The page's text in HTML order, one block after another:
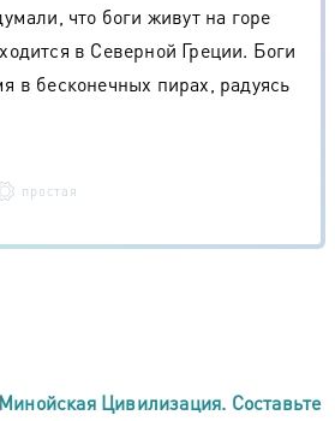
что боги живут на горе
в Северной Греции. Боги
в бесконечных пирах, радуясь
простая
Цивилизация. Составьте